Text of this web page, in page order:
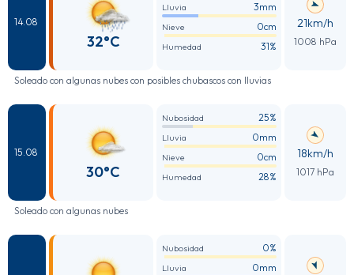
14.08
32°C
Lluvia 3mm
Nieve 0cm
Humedad 31%
21km/h
1008 hPa
Soleado con algunas nubes con posibles chubascos con lluvias
15.08
30°C
Nubosidad 25%
Lluvia 0mm
Nieve 0cm
Humedad 28%
18km/h
1017 hPa
Soleado con algunas nubes
Nubosidad 0%
Lluvia 0mm